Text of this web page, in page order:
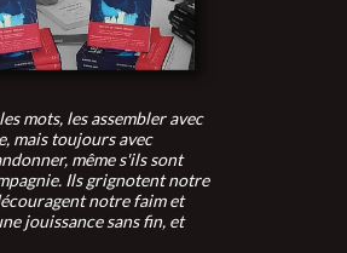
mots, les assembler avec
mais toujours avec
même s'ils sont
Ils grignotent notre
notre faim et
jouissance sans fin, et